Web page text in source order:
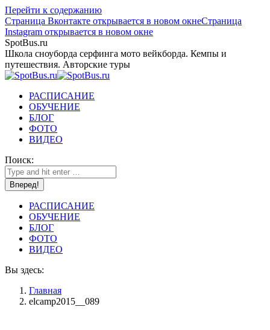
Перейти к содержанию
Страница Вконтакте открывается в новом окнеСтраница
Instagram открывается в новом окне
SpotBus.ru
Школа сноуборда серфинга мото вейкборда. Кемпы и
путешествия. Авторские туры
РАСПИСАНИЕ
ОБУЧЕНИЕ
БЛОГ
ФОТО
ВИДЕО
Поиск:
РАСПИСАНИЕ
ОБУЧЕНИЕ
БЛОГ
ФОТО
ВИДЕО
Вы здесь:
Главная
elcamp2015__089